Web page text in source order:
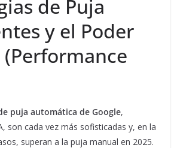
de Puja
y el Poder
(Performance
puja automática de Google,
son cada vez más sofisticadas y, en la
superan a la puja manual en 2025.